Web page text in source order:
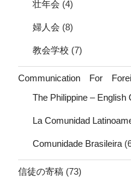
壮年会 (4)
婦人会 (8)
教会学校 (7)
Communication For
The Philippine – English
La Comunidad
Comunidade Brasileira
信徒の寄稿 (73)